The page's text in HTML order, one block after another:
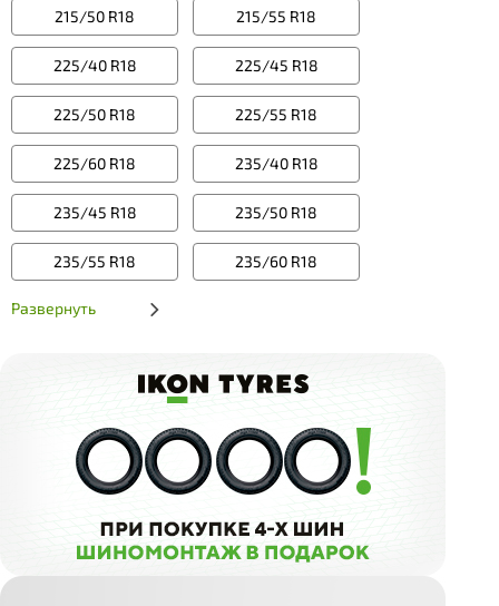
215/50 R18 215/55 R18
225/40 R18 225/45 R18
225/50 R18 225/55 R18
225/60 R18 235/40 R18
235/45 R18 235/50 R18
235/55 R18 235/60 R18
Развернуть